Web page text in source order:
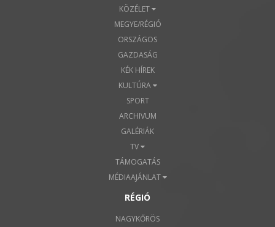
KÖZÉLET
MEGYE/RÉGIÓ
ORSZÁGOS
GAZDASÁG
KÉK HÍREK
KULTÚRA
SPORT
ARCHIVUM
GALÉRIÁK
TV
TÁMOGATÁS
MÉDIAAJÁNLAT
RÉGIÓ
NAGYKŐRÖS